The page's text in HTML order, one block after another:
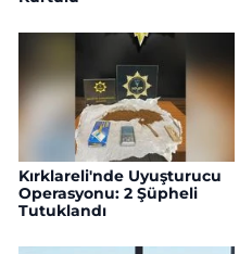
Kırklareli'nde Uyuşturucu
Operasyonu: 2 Şüpheli
Tutuklandı